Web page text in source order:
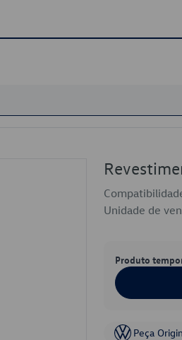
Unidade de
Produto
Peça